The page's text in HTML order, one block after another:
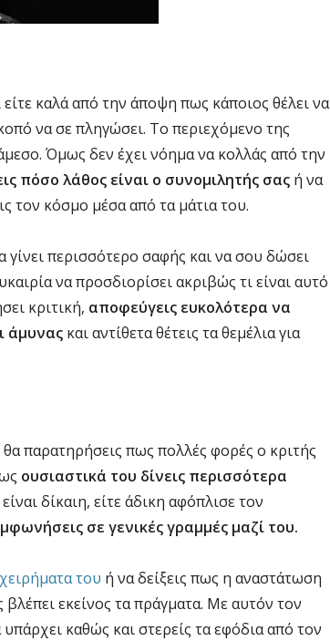
καλά από την άποψη πως κάποιος θέλει να
να σε πληγώσει. Το περιεχόμενο της
Όμως δεν έχει νόημα να κολλάς από την
πόσο λάθος είναι ο συνομιλητής σας ή να
τον κόσμο μέσα από τα μάτια του.
γίνει περισσότερο σαφής και να σου δώσει
να προσδιορίσει ακριβώς τι είναι αυτό
κριτική, αποφεύγεις ευκολότερα να
άμυνας και αντίθετα θέτεις τα θεμέλια για
θα παρατηρήσεις πως πολλές φορές ο κριτής
ουσιαστικά του δίνεις περισσότερα
δίκαιη, είτε άδικη αφόπλισε τον
σε γενικές γραμμές μαζί του.
του ή να δείξεις πως η αναστάτωση
εκείνος τα πράγματα. Με αυτόν τον
καθώς και στερείς τα εφόδια από τον